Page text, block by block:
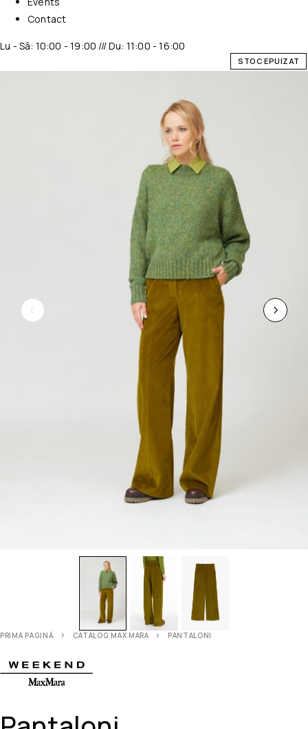
Contact
Lu - Sâ: 10:00 - 19:00 /// Du: 11:00 - 16:00
STOC EPUIZAT
PRIMA PAGINĂ CATALOG MAX MARA PANTALONI